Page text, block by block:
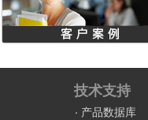
技术支持
产品数据库